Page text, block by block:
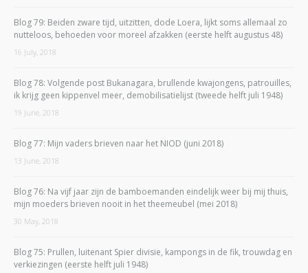
Blog 79: Beiden zware tijd, uitzitten, dode Loera, lijkt soms allemaal zo
nutteloos, behoeden voor moreel afzakken (eerste helft augustus 48)
16 July, 2018
Blog 78: Volgende post Bukanagara, brullende kwajongens, patrouilles,
ik krijg geen kippenvel meer, demobilisatielijst (tweede helft juli 1948)
19 June, 2018
Blog 77: Mijn vaders brieven naar het NIOD (juni 2018)
13 June, 2018
Blog 76: Na vijf jaar zijn de bamboemanden eindelijk weer bij mij thuis,
mijn moeders brieven nooit in het theemeubel (mei 2018)
30 May, 2018
Blog 75: Prullen, luitenant Spier divisie, kampongs in de fik, trouwdag en
verkiezingen (eerste helft juli 1948)